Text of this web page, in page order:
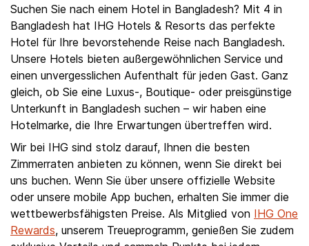
Suchen Sie nach einem Hotel in Bangladesh? Mit 4 in
Bangladesh hat IHG Hotels & Resorts das perfekte
Hotel für Ihre bevorstehende Reise nach Bangladesh.
Unsere Hotels bieten außergewöhnlichen Service und
einen unvergesslichen Aufenthalt für jeden Gast. Ganz
gleich, ob Sie eine Luxus-, Boutique- oder preisgünstige
Unterkunft in Bangladesh suchen – wir haben eine
Hotelmarke, die Ihre Erwartungen übertreffen wird.
Wir bei IHG sind stolz darauf, Ihnen die besten
Zimmerraten anbieten zu können, wenn Sie direkt bei
uns buchen. Wenn Sie über unsere offizielle Website
oder unsere mobile App buchen, erhalten Sie immer die
wettbewerbsfähigsten Preise. Als Mitglied von IHG One
Rewards, unserem Treueprogramm, genießen Sie zudem